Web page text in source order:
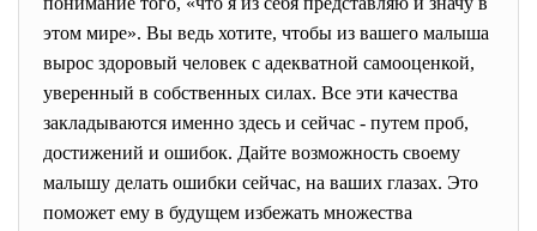
этом мире». Вы ведь хотите, чтобы из вашего малыша
вырос здоровый человек с адекватной самооценкой,
уверенный в собственных силах. Все эти качества
закладываются именно здесь и сейчас - путем проб,
достижений и ошибок. Дайте возможность своему
малышу делать ошибки сейчас, на ваших глазах. Это
поможет ему в будущем избежать множества